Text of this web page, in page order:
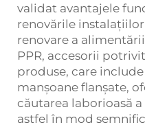
validat avantajele
renovările
renovare a
PPR, accesorii
produse, care
manșoane flanșate,
căutarea laborioasă
astfel în mod